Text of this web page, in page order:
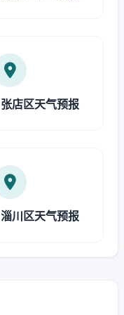
张店区天气预报
淄川区天气预报